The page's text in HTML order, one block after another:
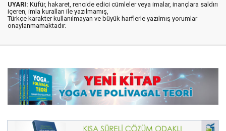
UYARI: Küfür, hakaret, rencide edici cümleler veya imalar, inançlara saldırı
içeren, imla kuralları ile yazılmamış,
Türkçe karakter kullanılmayan ve büyük harflerle yazılmış yorumlar
onaylanmamaktadır.